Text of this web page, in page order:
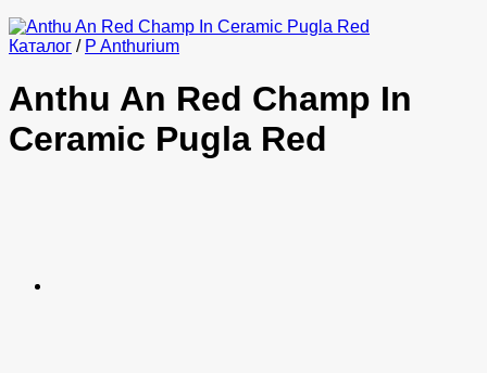
Каталог / P Anthurium
Anthu An Red Champ In
Ceramic Pugla Red